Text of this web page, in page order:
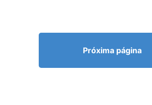
Próxima página